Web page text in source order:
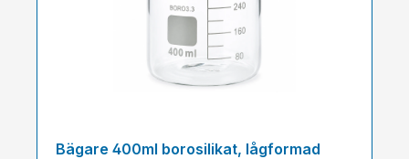
Bägare 400ml borosilikat, lågformad